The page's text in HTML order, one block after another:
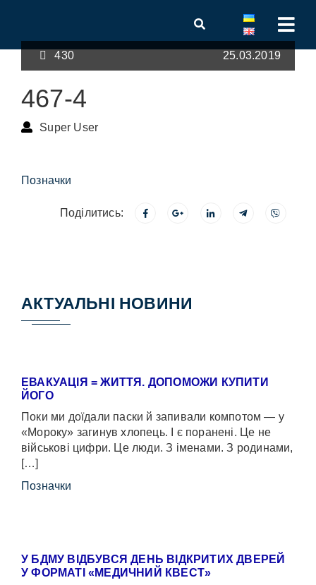
430 25.03.2019
467-4
Super User
Позначки
Поділитись:
АКТУАЛЬНІ НОВИНИ
ЕВАКУАЦІЯ = ЖИТТЯ. ДОПОМОЖИ КУПИТИ
ЙОГО
Поки ми доїдали паски й запивали компотом — у
«Мороку» загинув хлопець. І є поранені. Це не
військові цифри. Це люди. З іменами. З родинами,
[…]
Позначки
У БДМУ ВІДБУВСЯ ДЕНЬ ВІДКРИТИХ ДВЕРЕЙ
У ФОРМАТІ «МЕДИЧНИЙ КВЕСТ»